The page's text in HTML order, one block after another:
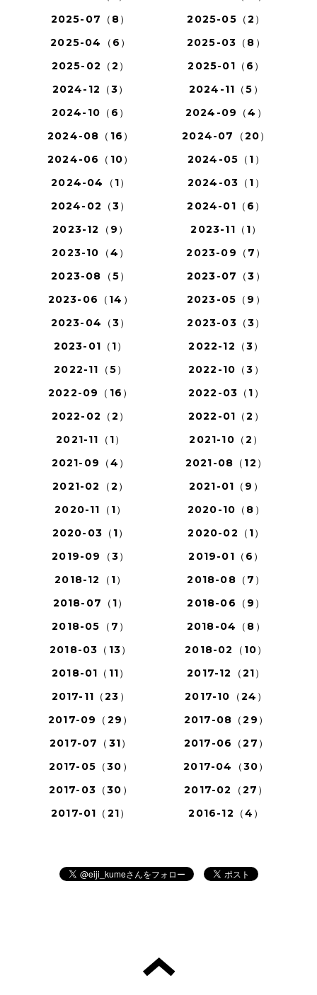
2025-07（8）
2025-05（2）
2025-04（6）
2025-03（8）
2025-02（2）
2025-01（6）
2024-12（3）
2024-11（5）
2024-10（6）
2024-09（4）
2024-08（16）
2024-07（20）
2024-06（10）
2024-05（1）
2024-04（1）
2024-03（1）
2024-02（3）
2024-01（6）
2023-12（9）
2023-11（1）
2023-10（4）
2023-09（7）
2023-08（5）
2023-07（3）
2023-06（14）
2023-05（9）
2023-04（3）
2023-03（3）
2023-01（1）
2022-12（3）
2022-11（5）
2022-10（3）
2022-09（16）
2022-03（1）
2022-02（2）
2022-01（2）
2021-11（1）
2021-10（2）
2021-09（4）
2021-08（12）
2021-02（2）
2021-01（9）
2020-11（1）
2020-10（8）
2020-03（1）
2020-02（1）
2019-09（3）
2019-01（6）
2018-12（1）
2018-08（7）
2018-07（1）
2018-06（9）
2018-05（7）
2018-04（8）
2018-03（13）
2018-02（10）
2018-01（11）
2017-12（21）
2017-11（23）
2017-10（24）
2017-09（29）
2017-08（29）
2017-07（31）
2017-06（27）
2017-05（30）
2017-04（30）
2017-03（30）
2017-02（27）
2017-01（21）
2016-12（4）